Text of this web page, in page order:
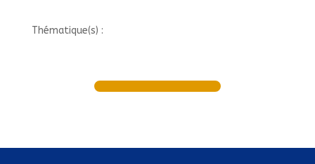
Thématique(s) :